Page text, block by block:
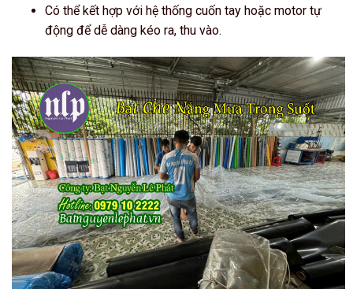
Có thể kết hợp với hệ thống cuốn tay hoặc motor tự
động để dễ dàng kéo ra, thu vào.